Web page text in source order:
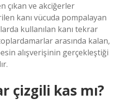
çıkan ve akciğerler
kanı vücuda pompalayan
kullanılan kanı tekrar
arasında kalan,
alışverişinin gerçekleştiği
çizgili kas mı?